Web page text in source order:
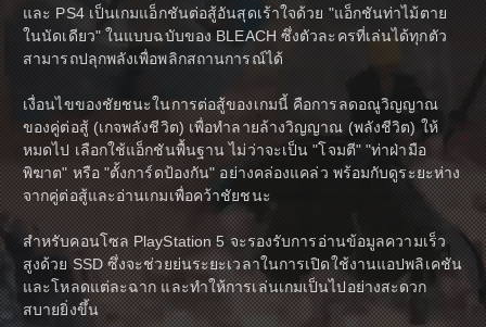
และ PS4 เป็นเกมแอ็กชันต่อสู้อันสุดเร้าใจด้วย "แอ็กชันท่าไม้ตาย
ในนัดเดียว" ในแบบฉบับของ BLEACH ซึ่งตัวละครที่เล่นได้ทุกตัว
สามารถปลุกพลังเพื่อพลิกสถานการณ์ได้
เงื่อนไขของชัยชนะในการต่อสู้ของเกมนี้ คือการลดอณูวิญญาณ
ของคู่ต่อสู้ (เกจพลังชีวิต) เพื่อทำลายล้างวิญญาณ (พลังชีวิต) ให้
หมดไป เลือกใช้แอ็กชันพื้นฐาน ไม่ว่าจะเป็น "โจมตี" "ท่าฝ่ามือ
พิฆาต" หรือ "ตั้งการ์ดป้องกัน" อย่างคล่องแคล่ว พร้อมกับดูระยะห่าง
จากคู่ต่อสู้และอ่านเกมเพื่อคว้าชัยชนะ
สำหรับคอนโซล PlayStation 5 จะรองรับการอ่านข้อมูลความเร็ว
สูงด้วย SSD ซึ่งจะช่วยย่นระยะเวลาในการเปิดใช้งานแอปพลิเคชัน
และโหลดแต่ละฉาก และทำให้การเล่นเกมเป็นไปอย่างสะดวก
สบายยิ่งขึ้น